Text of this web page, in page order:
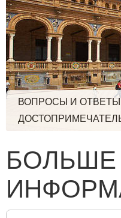
ВОПРОСЫ И ОТВЕТЫ